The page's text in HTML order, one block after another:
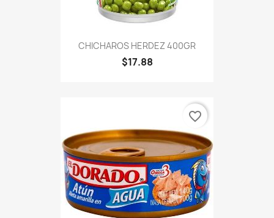
CHICHAROS HERDEZ 400GR
$17.88
favorite_border